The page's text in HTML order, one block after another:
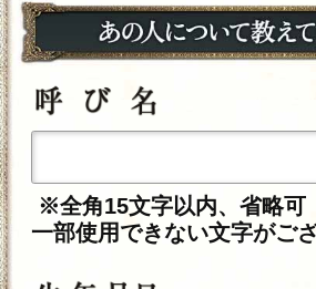
テレシスネットワーク株式会社は、ご入力
いただいた情報を、占いサービスを提供す
り、他の目的で使用することはありませ
ん。ご利用の際は、当社「
動作環境